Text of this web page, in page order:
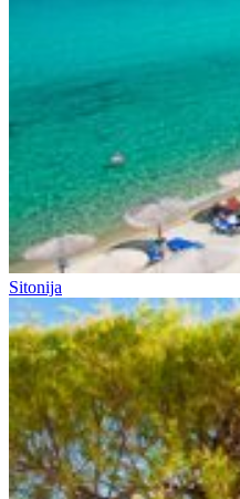
Sitonija